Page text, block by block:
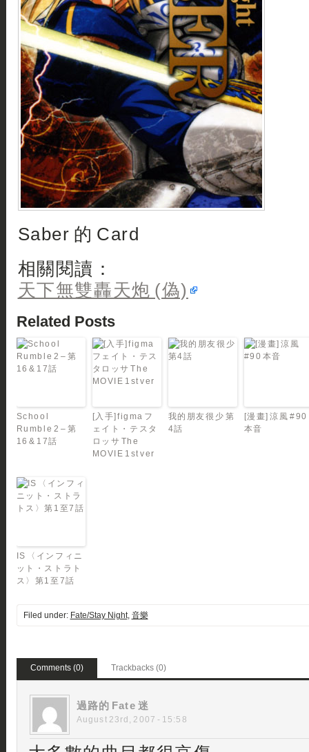
Saber 的 Card
相關閱讀：
天下無雙轟天炮 (偽)
Related Posts
School
Rumble 2 – 第
16 & 17話
[入手]figma フ
ェイト・テスタ
ロッサ The
MOVIE 1st ver
我的朋友很少 第
4話
[漫畫] 涼風 #90
本音
IS 〈インフィニ
ット・ストラト
ス〉第1至7話
Filed under: Fate/Stay Night, 音樂
Comments (0) Trackbacks (0)
過路的 Fate 迷
August 23rd, 2007 - 15:58